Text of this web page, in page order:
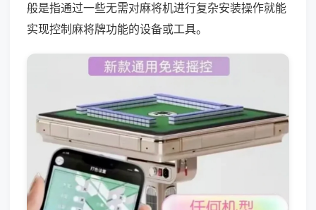
般是指通过一些无需对麻将机进行复杂安装操作就能
实现控制麻将牌功能的设备或工具。